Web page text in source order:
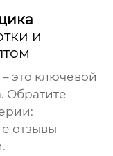
и
это ключевой
Обратите
отзывы